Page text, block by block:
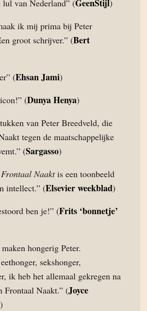
lul van Nederland” (GeenStijl)
ik mij prima bij Peter
groot schrijver.” (Bert
(Ehsan Jami)
(Dunya Henya)
van Peter Breedveld, die
tegen de maatschappelijke
(Sargasso)
Frontaal Naaktis een toonbeeld
intellect.” (Elsevier weekblad)
ben je!” (Frits ‘bonnetje’
hongerig Peter.
sekshonger,
ik heb het allemaal gekregen na
Frontaal Naakt.” (Joyce
)